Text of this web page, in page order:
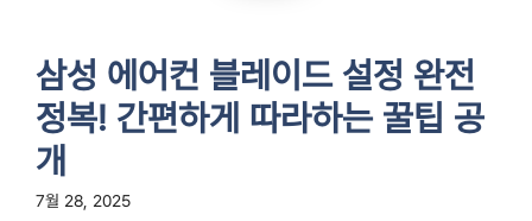
삼성 에어컨 블레이드 설정 완전
정복! 간편하게 따라하는 꿀팁 공
개
7월 28, 2025